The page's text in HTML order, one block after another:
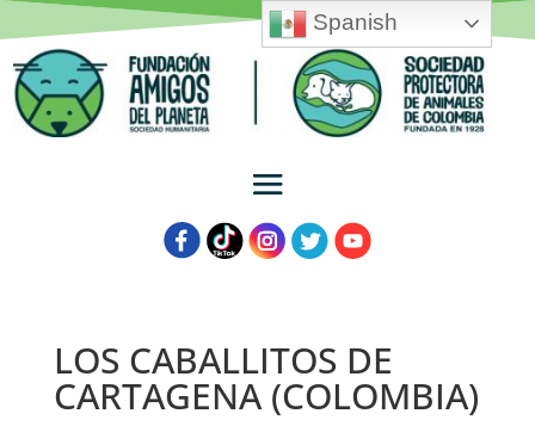
LOS CABALLITOS DE
CARTAGENA (COLOMBIA)
Spanish